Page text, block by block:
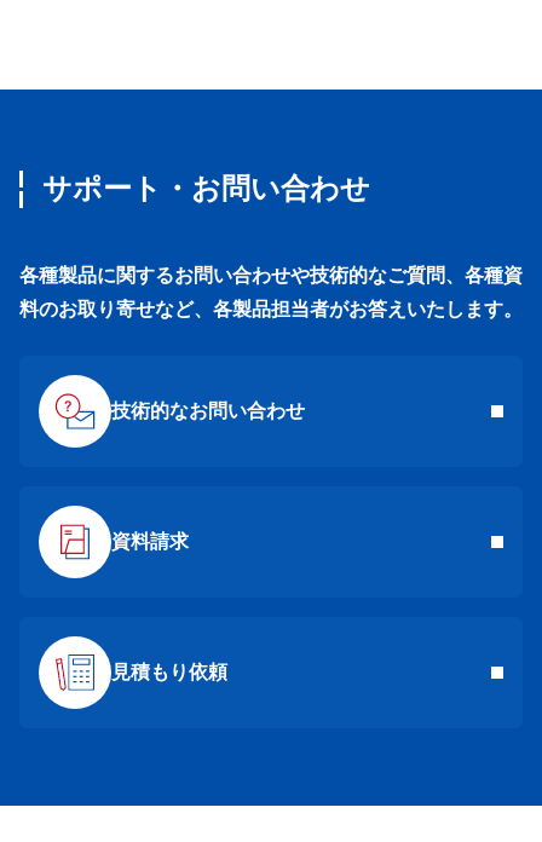
サポート・お問い合わせ
各種製品に関するお問い合わせや技術的なご質問、各種資
料のお取り寄せなど、各製品担当者がお答えいたします。
技術的なお問い合わせ
資料請求
見積もり依頼